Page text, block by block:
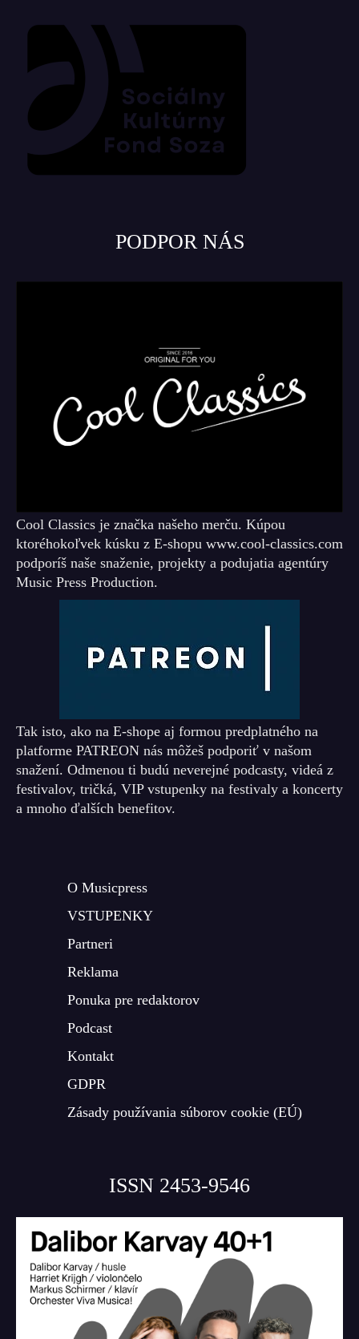
PODPOR NÁS
Cool Classics je značka našeho merču. Kúpou
ktoréhokoľvek kúsku z E-shopu www.cool-classics.com
podporíš naše snaženie, projekty a podujatia agentúry
Music Press Production.
Tak isto, ako na E-shope aj formou predplatného na
platforme PATREON nás môžeš podporiť v našom
snažení. Odmenou ti budú neverejné podcasty, videá z
festivalov, tričká, VIP vstupenky na festivaly a koncerty
a mnoho ďalších benefitov.
O Musicpress
VSTUPENKY
Partneri
Reklama
Ponuka pre redaktorov
Podcast
Kontakt
GDPR
Zásady používania súborov cookie (EÚ)
ISSN 2453-9546